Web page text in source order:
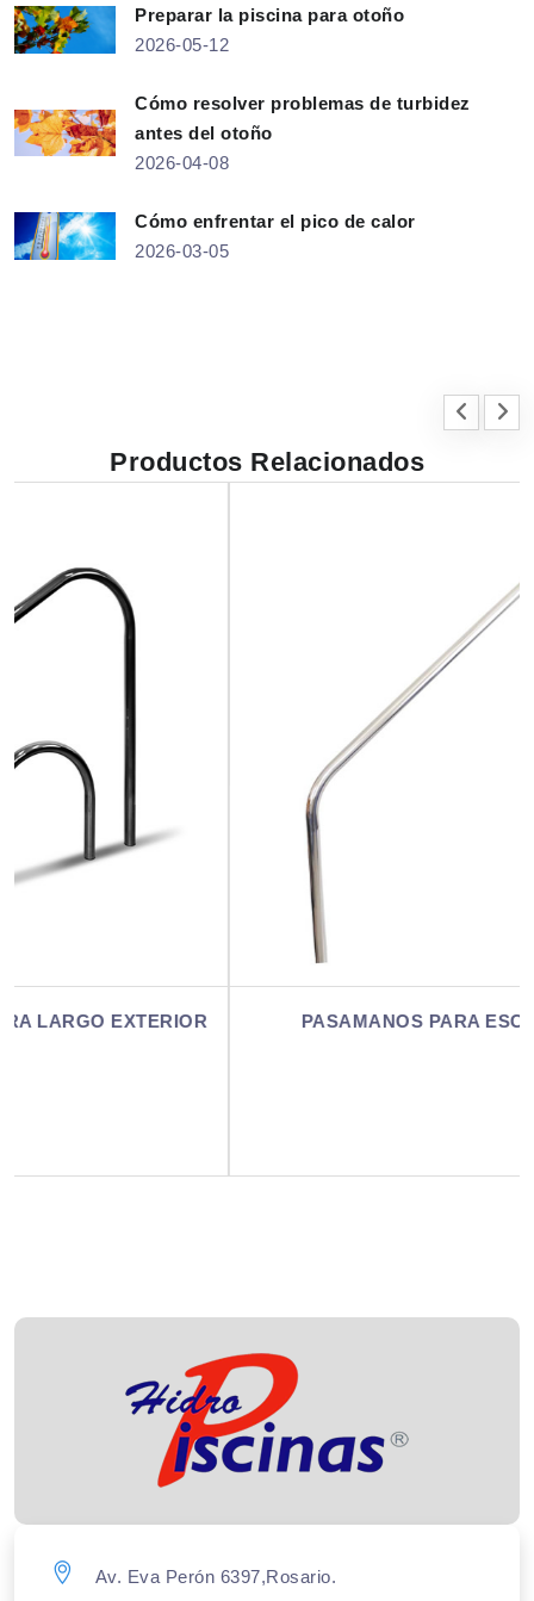
Preparar la piscina para otoño
2026-05-12
Cómo resolver problemas de turbidez
antes del otoño
2026-04-08
Cómo enfrentar el pico de calor
2026-03-05
Productos Relacionados
PASAMANOS PARA ESCALERA LARGO
Av. Eva Perón 6397,Rosario.